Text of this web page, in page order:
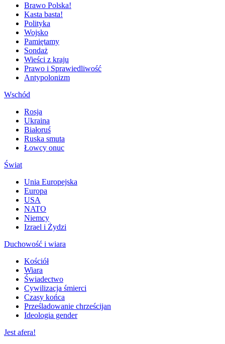
Brawo Polska!
Kasta basta!
Polityka
Wojsko
Pamiętamy
Sondaż
Wieści z kraju
Prawo i Sprawiedliwość
Antypolonizm
Wschód
Rosja
Ukraina
Białoruś
Ruska smuta
Łowcy onuc
Świat
Unia Europejska
Europa
USA
NATO
Niemcy
Izrael i Żydzi
Duchowość i wiara
Kościół
Wiara
Świadectwo
Cywilizacja śmierci
Czasy końca
Prześladowanie chrześcijan
Ideologia gender
Jest afera!